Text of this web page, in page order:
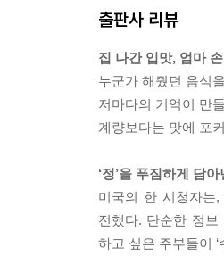
출판사 리뷰
집 나간 입맛, 엄마
누군가 해줬던 음식
저마다의 기억이 만
계량보다는 맛에 포
‘정’을 푸짐하게 담
미국의 한 시청자는
전했다. 단순한 정
하고 싶은 주부들이